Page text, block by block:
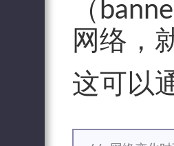
（
网络，
这可以